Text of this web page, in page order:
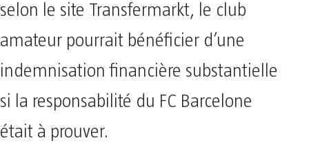
selon le site Transfermarkt, le club
amateur pourrait bénéficier d’une
indemnisation financière substantielle
si la responsabilité du FC Barcelone
était à prouver.